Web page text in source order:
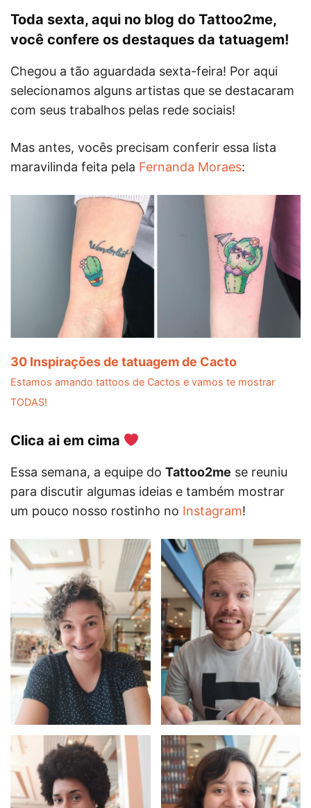
Toda sexta, aqui no blog do Tattoo2me,
você confere os destaques da tatuagem!
Chegou a tão aguardada sexta-feira! Por aqui
selecionamos alguns artistas que se destacaram
com seus trabalhos pelas rede sociais!
Mas antes, vocês precisam conferir essa lista
maravilinda feita pela Fernanda Moraes:
30 Inspirações de tatuagem de Cacto
Estamos amando tattoos de Cactos e vamos te mostrar
TODAS!
Clica ai em cima
Essa semana, a equipe do Tattoo2me se reuniu
para discutir algumas ideias e também mostrar
um pouco nosso rostinho no Instagram!